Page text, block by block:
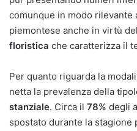
comunque in modo rilevante
piemontese anche in virtù
floristica che caratterizza il
Per quanto riguarda la
netta la prevalenza della
stanziale. Circa il 78% degli
spostato durante la